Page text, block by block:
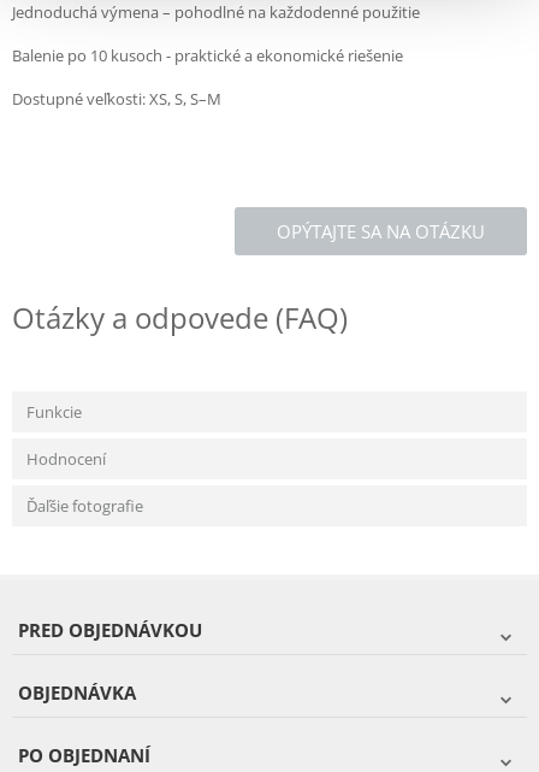
Jednoduchá výmena – pohodlné na každodenné použitie
Balenie po 10 kusoch - praktické a ekonomické riešenie
Dostupné veľkosti: XS, S, S–M
OPÝTAJTE SA NA OTÁZKU
Otázky a odpovede (FAQ)
Funkcie
Hodnocení
Ďaľšie fotografie
PRED OBJEDNÁVKOU
OBJEDNÁVKA
PO OBJEDNANÍ